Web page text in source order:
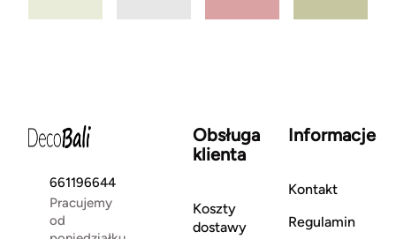
661196644
Pracujemy
od
Obsługa
klienta
Koszty
dostawy
Informacje
Kontakt
Regulamin